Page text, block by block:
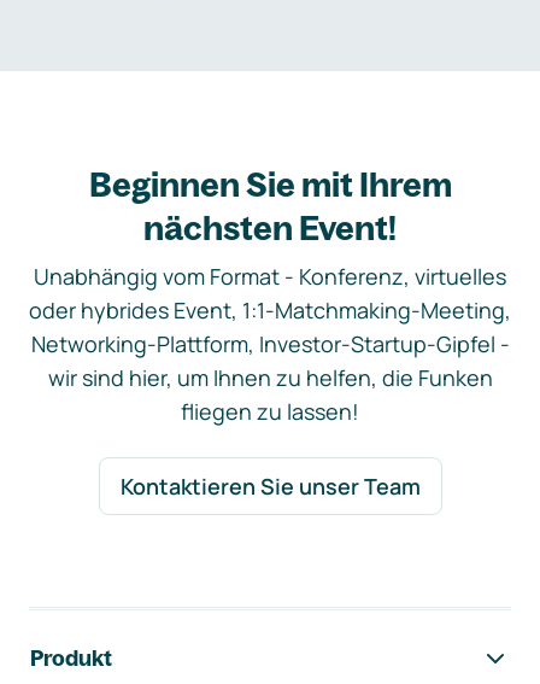
Beginnen Sie mit Ihrem
nächsten Event!
Unabhängig vom Format - Konferenz, virtuelles
oder hybrides Event, 1:1-Matchmaking-Meeting,
Networking-Plattform, Investor-Startup-Gipfel -
wir sind hier, um Ihnen zu helfen, die Funken
fliegen zu lassen!
Kontaktieren Sie unser Team
Produkt